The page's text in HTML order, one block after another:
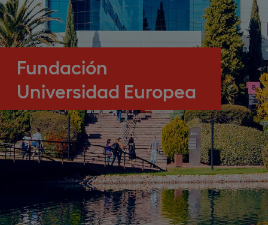
Fundación
Universidad Europea